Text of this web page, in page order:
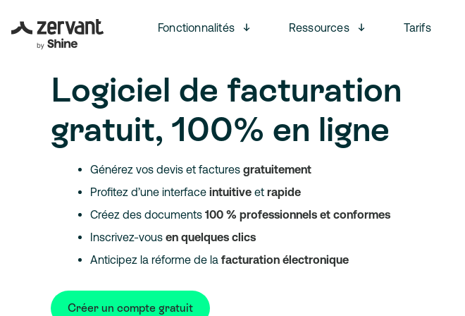
Fonctionnalités
Open menu
Ressources
Open menu
Tarifs
Logiciel de facturation
gratuit, 100% en ligne
Générez vos devis et factures gratuitement
Profitez d’une interface intuitive et rapide
Créez des documents 100 % professionnels et conformes
Inscrivez-vous en quelques clics
Anticipez la réforme de la facturation électronique
Créer un compte gratuit